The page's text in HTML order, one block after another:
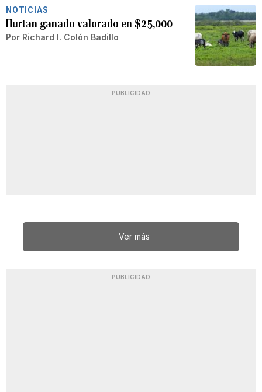
NOTICIAS
Hurtan ganado valorado en $25,000
Por Richard I. Colón Badillo
PUBLICIDAD
Ver más
PUBLICIDAD